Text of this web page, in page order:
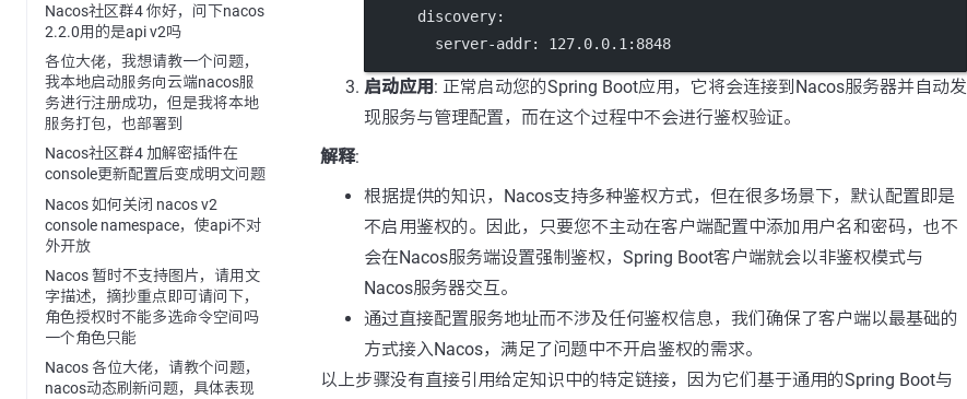
Nacos社区群4 你好，问下nacos
2.2.0用的是api v2吗
各位大佬，我想请教一个问题，
我本地启动服务向云端nacos服
务进行注册成功，但是我将本地
服务打包，也部署到
Nacos社区群4 加解密插件在
console更新配置后变成明文问题
Nacos 如何关闭 nacos v2
console namespace，使api不对
外开放
Nacos 暂时不支持图片，请用文
字描述，摘抄重点即可请问下，
角色授权时不能多选命令空间吗
一个角色只能
Nacos 各位大佬，请教个问题，
nacos动态刷新问题，具体表现
discovery:
server-addr: 127.0.0.1:8848
启动应用 : 正常启动您的Spring Boot应用，它将会连接到Nacos服务器并自动发
现服务与管理配置，而在这个过程中不会进行鉴权验证。
解释:
根据提供的知识，Nacos支持多种鉴权方式，但在很多场景下，默认配置即是
不启用鉴权的。因此，只要您不主动在客户端配置中添加用户名和密码，也不
会在Nacos服务端设置强制鉴权，Spring Boot客户端就会以非鉴权模式与
Nacos服务器交互。
通过直接配置服务地址而不涉及任何鉴权信息，我们确保了客户端以最基础的
方式接入Nacos，满足了问题中不开启鉴权的需求。
以上步骤没有直接引用给定知识中的特定链接，因为它们基于通用的Spring Boot与